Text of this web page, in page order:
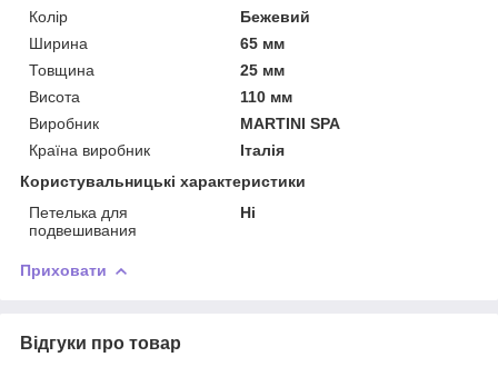
Колір
Бежевий
Ширина
65 мм
Товщина
25 мм
Висота
110 мм
Виробник
MARTINI SPA
Країна виробник
Італія
Користувальницькі характеристики
Петелька для
подвешивания
Ні
Приховати
Відгуки про товар